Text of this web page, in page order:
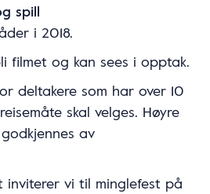
spill
i 2018.
filmet og kan sees i opptak.
deltakere som har over 10
skal velges. Høyre
av
inviterer vi til minglefest på